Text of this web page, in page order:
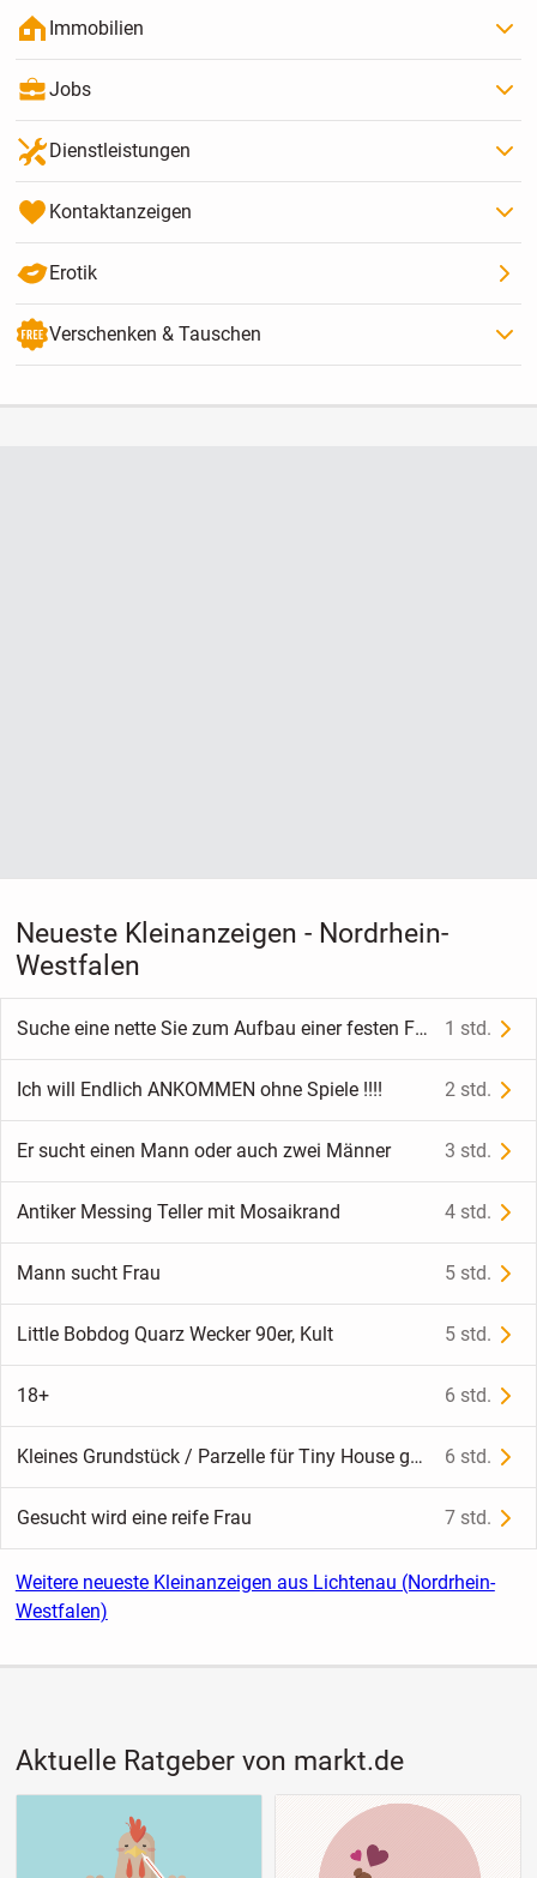
Immobilien
Jobs
Dienstleistungen
Kontaktanzeigen
Erotik
Verschenken & Tauschen
Neueste Kleinanzeigen - Nordrhein-
Westfalen
Suche eine nette Sie zum Aufbau einer festen Freundschaft und Partnerschaft 1 std.
Ich will Endlich ANKOMMEN ohne Spiele !!!! 2 std.
Er sucht einen Mann oder auch zwei Männer 3 std.
Antiker Messing Teller mit Mosaikrand 4 std.
Mann sucht Frau 5 std.
Little Bobdog Quarz Wecker 90er, Kult 5 std.
18+ 6 std.
Kleines Grundstück / Parzelle für Tiny House gesucht (150–250 m²) – in Umkreis von 10 km von 47475 Kamp-Lintfort 6 std.
Gesucht wird eine reife Frau 7 std.
Weitere neueste Kleinanzeigen aus Lichtenau (Nordrhein-
Westfalen)
Aktuelle Ratgeber von markt.de